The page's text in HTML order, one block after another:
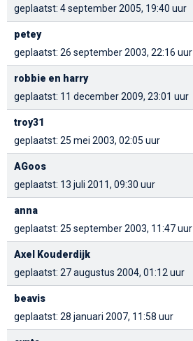
geplaatst: 4 september 2005, 19:40 uur
petey
geplaatst: 26 september 2003, 22:16 uur
robbie en harry
geplaatst: 11 december 2009, 23:01 uur
troy31
geplaatst: 25 mei 2003, 02:05 uur
AGoos
geplaatst: 13 juli 2011, 09:30 uur
anna
geplaatst: 25 september 2003, 11:47 uur
Axel Kouderdijk
geplaatst: 27 augustus 2004, 01:12 uur
beavis
geplaatst: 28 januari 2007, 11:58 uur